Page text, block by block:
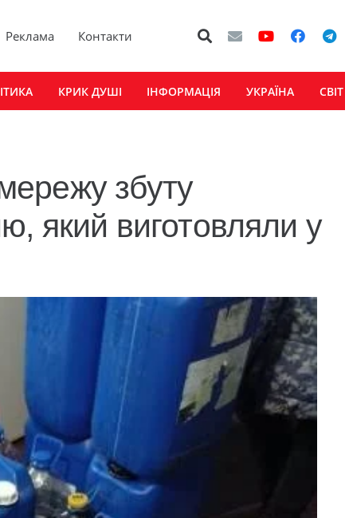
Реклама Контакти
КРИК ДУШІ ІНФОРМАЦІЯ УКРАЇНА СВІТ
збуту
який виготовляли у